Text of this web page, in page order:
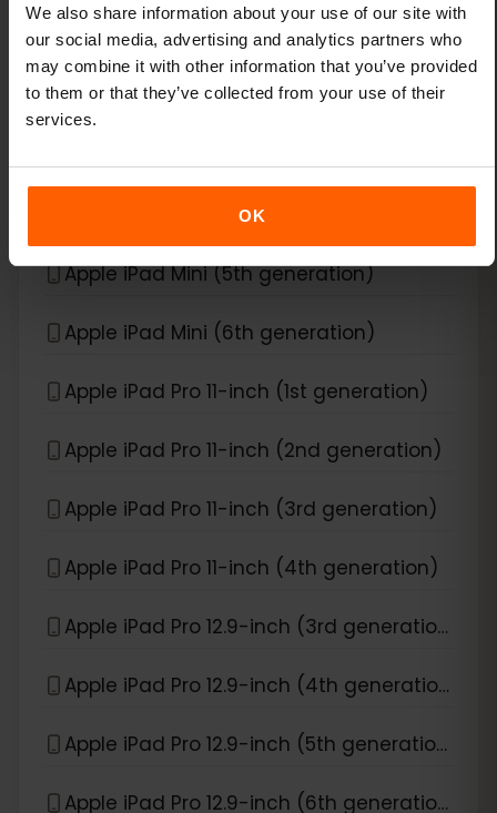
We also share information about your use of our site with
our social media, advertising and analytics partners who
may combine it with other information that you’ve provided
to them or that they’ve collected from your use of their
services.
OK
Apple iPad Air (3rd generation)
Apple iPad Air (4th generation)
Apple iPad Air (6th generation)
Apple iPad Mini (5th generation)
Apple iPad Mini (6th generation)
Apple iPad Pro 11-inch (1st generation)
Apple iPad Pro 11-inch (2nd generation)
Apple iPad Pro 11-inch (3rd generation)
Apple iPad Pro 11-inch (4th generation)
Apple iPad Pro 12.9-inch (3rd generation)
Apple iPad Pro 12.9-inch (4th generation)
Apple iPad Pro 12.9-inch (5th generation)
Apple iPad Pro 12.9-inch (6th generation)